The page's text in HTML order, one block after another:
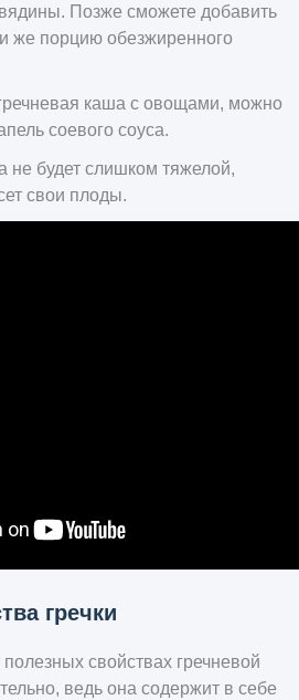
Позже сможете добавить
же порцию обезжиренного
каша с овощами, можно
соевого соуса.
не будет слишком тяжелой,
свои плоды.
гречки
свойствах гречневой
ведь она содержит в себе